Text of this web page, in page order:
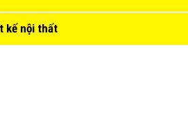
kế nội thất